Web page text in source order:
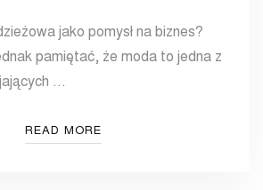
jako pomysł na biznes?
pamiętać, że moda to jedna z
…
READ MORE